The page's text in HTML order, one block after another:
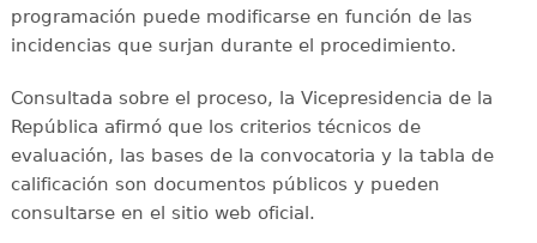
programación puede modificarse en función de las
incidencias que surjan durante el procedimiento.
Consultada sobre el proceso, la Vicepresidencia de la
República afirmó que los criterios técnicos de
evaluación, las bases de la convocatoria y la tabla de
calificación son documentos públicos y pueden
consultarse en el sitio web oficial.